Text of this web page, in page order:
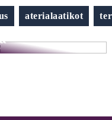
aterialaatikot
tänä